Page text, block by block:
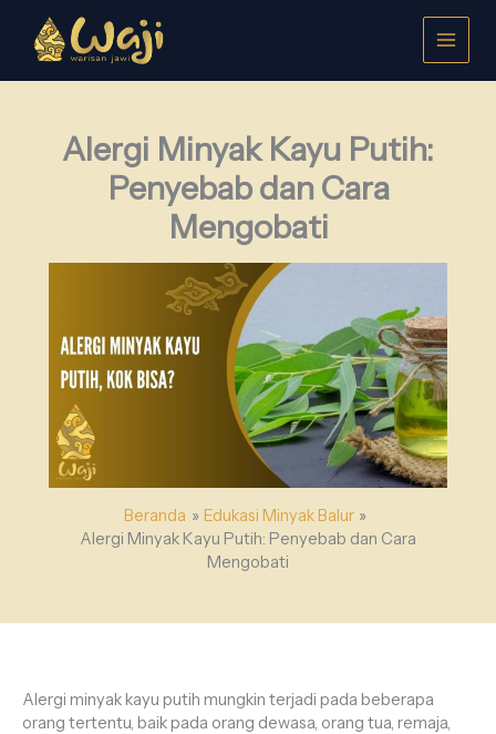
konten
Alergi Minyak Kayu Putih:
Penyebab dan Cara
Mengobati
Beranda
Edukasi Minyak Balur
Alergi Minyak Kayu Putih: Penyebab dan Cara
Mengobati
Alergi minyak kayu putih mungkin terjadi pada beberapa
orang tertentu, baik pada orang dewasa, orang tua, remaja,